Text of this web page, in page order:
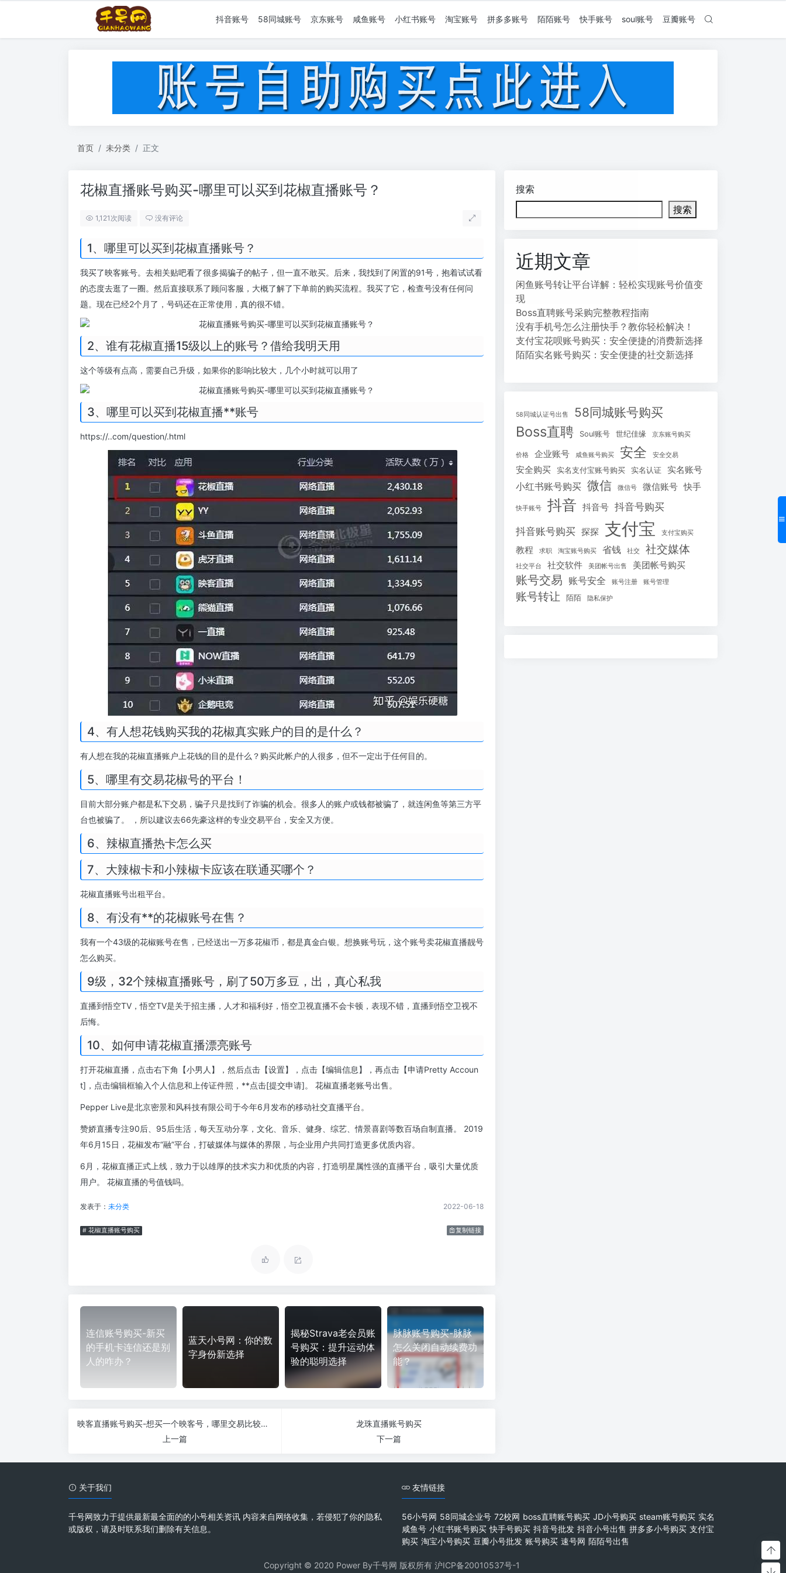
抖音账号 58同城账号 京东账号 咸鱼账号 小红书账号 淘宝账号 拼多多账号 陌陌账号 快手账号 soul账号 豆瓣账号
首页 未分类 正文
花椒直播账号购买-哪里可以买到花椒直播账号？
1,121次阅读 没有评论
1、哪里可以买到花椒直播账号？
我买了映客账号。去相关贴吧看了很多揭骗子的帖子，但一直不敢买。后来，我找到了闲置的91号，抱着试试看
的态度去逛了一圈。然后直接联系了顾问客服，大概了解了下单前的购买流程。我买了它，检查号没有任何问
题。现在已经2个月了，号码还在正常使用，真的很不错。
2、谁有花椒直播15级以上的账号？借给我明天用
这个等级有点高，需要自己升级，如果你的影响比较大，几个小时就可以用了
3、哪里可以买到花椒直播**账号
https://..com/question/.html
4、有人想花钱购买我的花椒真实账户的目的是什么？
有人想在我的花椒直播账户上花钱的目的是什么？购买此帐户的人很多，但不一定出于任何目的。
5、哪里有交易花椒号的平台！
目前大部分账户都是私下交易，骗子只是找到了诈骗的机会。很多人的账户或钱都被骗了，就连闲鱼等第三方平
台也被骗了。 ，所以建议去66先豪这样的专业交易平台，安全又方便。
6、辣椒直播热卡怎么买
7、大辣椒卡和小辣椒卡应该在联通买哪个？
花椒直播账号出租平台。
8、有没有**的花椒账号在售？
我有一个43级的花椒账号在售，已经送出一万多花椒币，都是真金白银。想换账号玩，这个账号卖花椒直播靓号
怎么购买。
9级，32个辣椒直播账号，刷了50万多豆，出，真心私我
直播到悟空TV，悟空TV是关于招主播，人才和福利好，悟空卫视直播不会卡顿，表现不错，直播到悟空卫视不
后悔。
10、如何申请花椒直播漂亮账号
打开花椒直播，点击右下角【小男人】，然后点击【设置】，点击【编辑信息】，再点击【申请Pretty Accoun
t]，点击编辑框输入个人信息和上传证件照，**点击[提交申请]。 花椒直播老账号出售。
Pepper Live是北京密景和风科技有限公司于今年6月发布的移动社交直播平台。
赞娇直播专注90后、95后生活，每天互动分享，文化、音乐、健身、综艺、情景喜剧等数百场自制直播。 2019
年6月15日，花椒发布“融”平台，打破媒体与媒体的界限，与企业用户共同打造更多优质内容。
6月，花椒直播正式上线，致力于以雄厚的技术实力和优质的内容，打造明星属性强的直播平台，吸引大量优质
用户。 花椒直播的号值钱吗。
发表于： 未分类 2022-06-18
# 花椒直播账号购买 复制链接
连信账号购买-新买
的手机卡连信还是别
人的咋办？
蓝天小号网：你的数
字身份新选择
揭秘Strava老会员账
号购买：提升运动体
验的聪明选择
脉脉账号购买-脉脉
怎么关闭自动续费功
能？
映客直播账号购买-想买一个映客号，哪里交易比较安全？
上一篇
龙珠直播账号购买
下一篇
搜索
搜索
近期文章
闲鱼账号转让平台详解：轻松实现账号价值变
现
Boss直聘账号采购完整教程指南
没有手机号怎么注册快手？教你轻松解决！
支付宝花呗账号购买：安全便捷的消费新选择
陌陌实名账号购买：安全便捷的社交新选择
58同城认证号出售 58同城账号购买
Boss直聘 Soul账号 世纪佳缘 京东账号购买
价格 企业账号 咸鱼账号购买 安全 安全交易
安全购买 实名支付宝账号购买 实名认证 实名账号
小红书账号购买 微信 微信号 微信账号 快手
快手账号 抖音 抖音号 抖音号购买
抖音账号购买 探探 支付宝 支付宝购买
教程 求职 淘宝账号购买 省钱 社交 社交媒体
社交平台 社交软件 美团帐号出售 美团帐号购买
账号交易 账号安全 账号注册 账号管理
账号转让 陌陌 隐私保护
关于我们
千号网致力于提供最新最全面的的小号相关资讯 内容来自网络收集，若侵犯了你的隐私
或版权，请及时联系我们删除有关信息。
友情链接
56小号网 58同城企业号 72校网 boss直聘账号购买 JD小号购买 steam账号购买 实名
咸鱼号 小红书账号购买 快手号购买 抖音号批发 抖音小号出售 拼多多小号购买 支付宝
购买 淘宝小号购买 豆瓣小号批发 账号购买 速号网 陌陌号出售
Copyright © 2020 Power By千号网 版权所有 沪ICP备20010537号-1